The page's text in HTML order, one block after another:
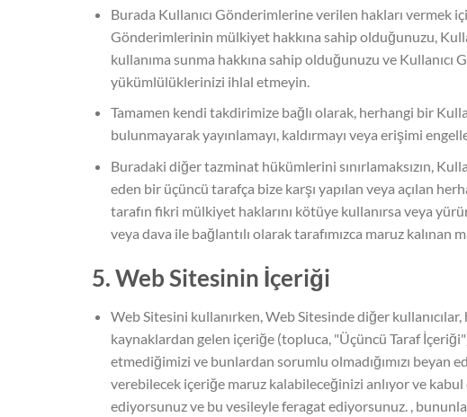
Burada Kullanıcı Gönderimlerine verilen hakları vermek
Gönderimlerinin mülkiyet hakkına sahip olduğunuzu,
kullanıma sunma hakkına sahip olduğunuzu ve
yükümlülüklerinizi ihlal etmeyin.
Tamamen kendi takdirimize bağlı olarak, herhangi bir
bulunmayarak yayınlamayı, kaldırmayı veya erişimi
Buradaki diğer tazminat hükümlerini sınırlamaksızın,
eden bir üçüncü tarafça bize karşı yapılan veya açılan
tarafın fikri mülkiyet haklarını kötüye kullanırsa veya
veya dava ile bağlantılı olarak tarafımızca maruz
5. Web Sitesinin İçeriği
Web Sitesini kullanırken, Web Sitesinde diğer
kaynaklardan gelen içeriğe (topluca, "Üçüncü Taraf
etmediğimizi ve bunlardan sorumlu olmadığımızı beyan
verebilecek içeriğe maruz kalabileceğinizi anlıyor ve
ediyorsunuz ve bu vesileyle feragat ediyorsunuz. ,